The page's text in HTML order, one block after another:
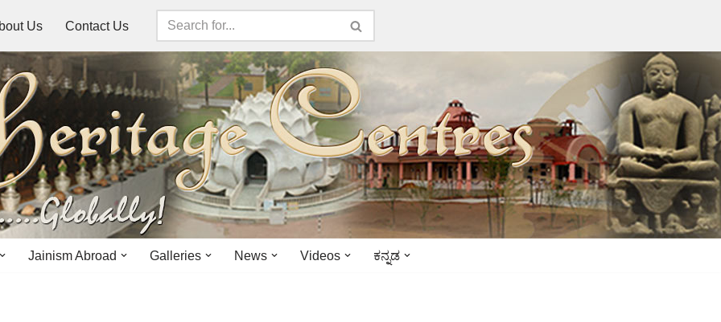
Us Contact Us
Jainism Abroad Galleries News Videos ಕನ್ನಡ